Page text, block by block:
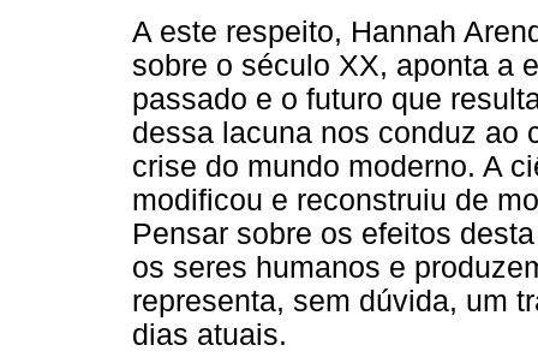
A este respeito, Hannah
sobre o século XX, aponta a
passado e o futuro que
dessa lacuna nos conduz ao
crise do mundo moderno. A
modificou e reconstruiu de
Pensar sobre os efeitos
os seres humanos e
representa, sem dúvida, um
dias atuais.